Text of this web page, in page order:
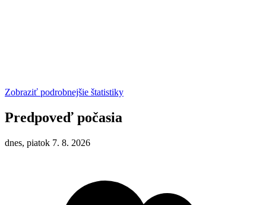
Zobraziť podrobnejšie štatistiky
Predpoveď počasia
dnes, piatok 7. 8. 2026